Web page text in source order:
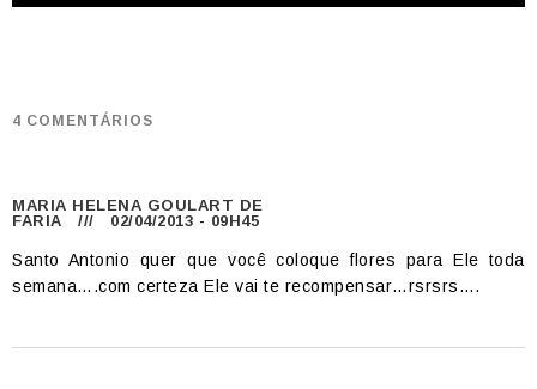
4 COMENTÁRIOS
MARIA HELENA GOULART DE
FARIA /// 02/04/2013 - 09H45
Santo Antonio quer que você coloque flores para Ele toda
semana….com certeza Ele vai te recompensar…rsrsrs….